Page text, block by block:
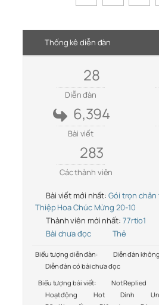
Thống kê diễn đàn
28
Diễn đàn
6,394
Bài viết
283
Các thành viên
Bài viết mới nhất: Gói trọn chân
Thiệp Hoa Chúc Mừng 20-10
Thành viên mới nhất: 77rtio1
Bài chưa đọc
Thẻ
Biểu tượng diễn đàn:
Diễn đàn
Diễn đàn có bài chưa đọc
Biểu tượng bài viết:
Not Replied
Hoạt động
Hot Dính